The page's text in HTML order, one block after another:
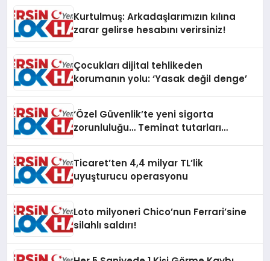
Kurtulmuş: Arkadaşlarımızın kılına
zarar gelirse hesabını verirsiniz!
Çocukları dijital tehlikeden
korumanın yolu: ‘Yasak değil denge’
‘Özel Güvenlik’te yeni sigorta
zorunluluğu… Teminat tutarları
Ticaret’ten 4,4 milyar TL’lik
uyuşturucu operasyonu
Loto milyoneri Chico’nun Ferrari’sine
silahlı saldırı!